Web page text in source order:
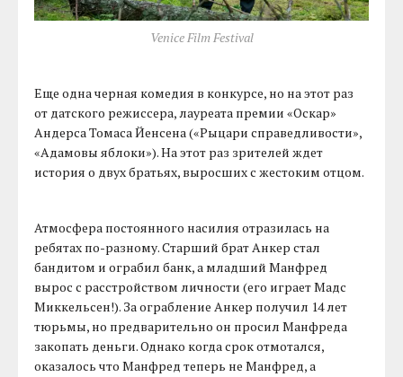
Venice Film Festival
Еще одна черная комедия в конкурсе, но на этот раз
от датского режиссера, лауреата премии «Оскар»
Андерса Томаса Йенсена («Рыцари справедливости»,
«Адамовы яблоки»). На этот раз зрителей ждет
история о двух братьях, выросших с жестоким отцом.
Атмосфера постоянного насилия отразилась на
ребятах по-разному. Старший брат Анкер стал
бандитом и ограбил банк, а младший Манфред
вырос с расстройством личности (его играет Мадс
Миккельсен!). За ограбление Анкер получил 14 лет
тюрьмы, но предварительно он просил Манфреда
закопать деньги. Однако когда срок отмотался,
оказалось что Манфред теперь не Манфред, а